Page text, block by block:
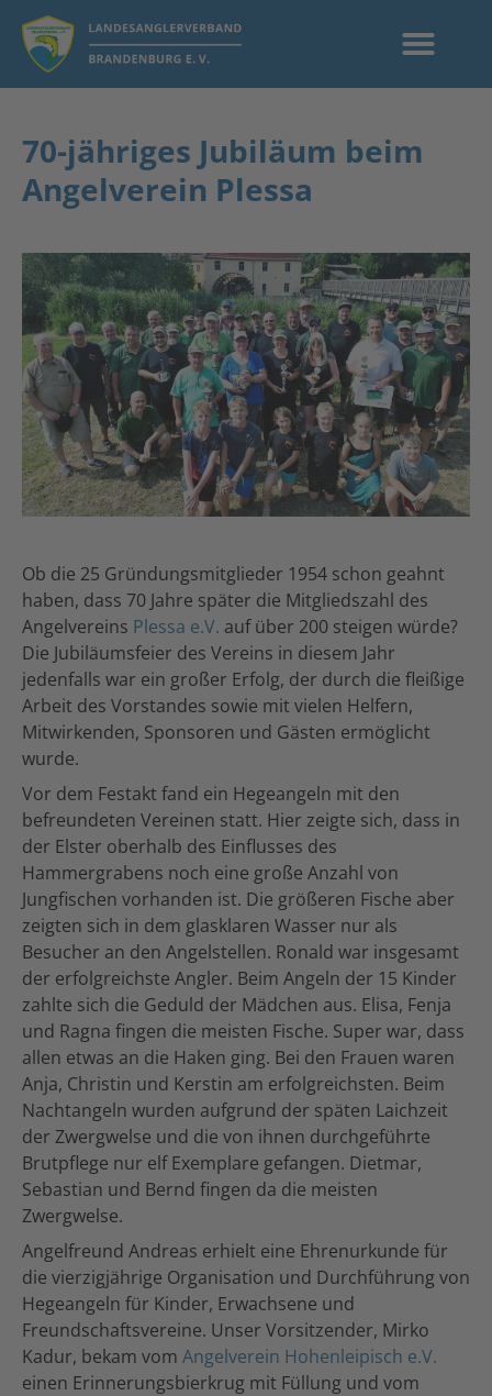
70-jähriges Jubiläum beim
Angelverein Plessa
Ob die 25 Gründungsmitglieder 1954 schon geahnt
haben, dass 70 Jahre später die Mitgliedszahl des
Angelvereins Plessa e.V. auf über 200 steigen würde?
Die Jubiläumsfeier des Vereins in diesem Jahr
jedenfalls war ein großer Erfolg, der durch die fleißige
Arbeit des Vorstandes sowie mit vielen Helfern,
Mitwirkenden, Sponsoren und Gästen ermöglicht
wurde.
Vor dem Festakt fand ein Hegeangeln mit den
befreundeten Vereinen statt. Hier zeigte sich, dass in
der Elster oberhalb des Einflusses des
Hammergrabens noch eine große Anzahl von
Jungfischen vorhanden ist. Die größeren Fische aber
zeigten sich in dem glasklaren Wasser nur als
Besucher an den Angelstellen. Ronald war insgesamt
der erfolgreichste Angler. Beim Angeln der 15 Kinder
zahlte sich die Geduld der Mädchen aus. Elisa, Fenja
und Ragna fingen die meisten Fische. Super war, dass
allen etwas an die Haken ging. Bei den Frauen waren
Anja, Christin und Kerstin am erfolgreichsten. Beim
Nachtangeln wurden aufgrund der späten Laichzeit
der Zwergwelse und die von ihnen durchgeführte
Brutpflege nur elf Exemplare gefangen. Dietmar,
Sebastian und Bernd fingen da die meisten
Zwergwelse.
Angelfreund Andreas erhielt eine Ehrenurkunde für
die vierzigjährige Organisation und Durchführung von
Hegeangeln für Kinder, Erwachsene und
Freundschaftsvereine. Unser Vorsitzender, Mirko
Kadur, bekam vom Angelverein Hohenleipisch e.V.
einen Erinnerungsbierkrug mit Füllung und vom